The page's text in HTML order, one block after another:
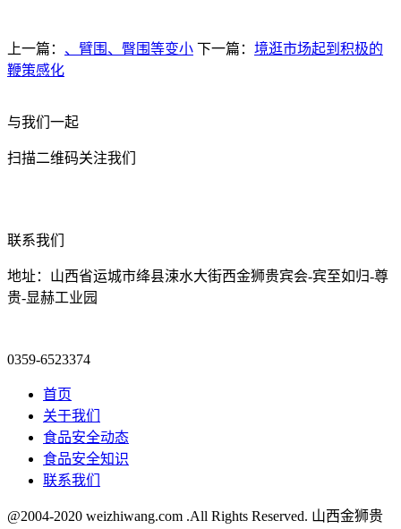
上一篇： 、臂围、臀围等变小 下一篇： 境逛市场起到积极的
鞭策感化
与我们一起
扫描二维码关注我们
联系我们
地址：山西省运城市绛县涑水大街西金狮贵宾会-宾至如归-尊
贵-显赫工业园
0359-6523374
首页
关于我们
食品安全动态
食品安全知识
联系我们
@2004-2020 weizhiwang.com .All Rights Reserved. 山西金狮贵